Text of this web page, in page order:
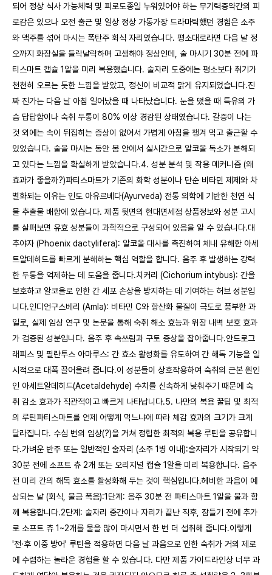
되어 정상 식사 가능체력 및 피로도종일 누워있어야 하는 무기력증약간의 피
로감은 있으나 오전 출근 및 일상 정상 가동가장 드라마틱했던 경험은 소주
와 맥주를 섞어 마시는 폭탄주 회식 자리였습니다. 평소대로라면 다음 날 정
오까지 화장실을 들락날락하며 고생해야 정상인데, 술 마시기 30분 전에 파
티스마트 캡슐 1알을 미리 복용했습니다. 술자리 도중에는 평소보다 취기가
천천히 오르는 듯한 느낌을 받았고, 정신이 비교적 맑게 유지되었습니다.진
짜 진가는 다음 날 아침 일어났을 때 나타났습니다. 눈을 떴을 때 특유의 가
슴 답답함이나 숙취 두통이 80% 이상 경감된 상태였습니다. 갈증이 나는
것 외에는 속이 뒤집히는 증상이 없어서 가볍게 아침을 챙겨 먹고 출근할 수
있었습니다. 술을 마시는 동안 몸 안에서 실시간으로 알코올 독소가 분해되
고 있다는 느낌을 확실하게 받았습니다.4. 성분 분석 및 작용 메커니즘 (왜
효과가 좋을까?)파티스마트가 기존의 화학 성분이나 단순 비타민 제제와 차
별화되는 이유는 인도 아유르베다(Ayurveda) 전통 의학에 기반한 천연 식
물 추출물 배합에 있습니다. 제품 뒷면의 현대면세점 상품정보와 성분 고시
를 살펴보면 유효 성분들이 과학적으로 구성되어 있음을 알 수 있습니다.대
추야자 (Phoenix dactylifera): 알코올 대사를 촉진하여 체내 유해한 아세
트알데히드를 빠르게 분해하는 핵심 역할을 합니다. 음주 후 발생하는 강력
한 두통을 억제하는 데 도움을 줍니다.치커리 (Cichorium intybus): 간을
보호하고 알코올로 인한 간 세포 손상을 방지하는 데 기여하는 허브 성분입
니다.인디언구스베리 (Amla): 비타민 C와 항산화 물질이 극도로 풍부한 과
일로, 실제 임상 연구 및 논문을 통해 숙취 해소 효능과 위장 내벽 보호 효과
가 검증된 성분입니다. 음주 후 속쓰림과 구토 증상을 잡아줍니다.안드로그
래피스 및 필란투스 아마루스: 간 효소 활성화를 유도하여 간 해독 기능을 일
시적으로 대폭 끌어올려 줍니다.이 성분들이 상호작용하여 숙취의 근본 원인
인 아세트알데히드(Acetaldehyde) 수치를 신속하게 낮춰주기 때문에 숙
취 감소 효과가 직관적이고 빠르게 나타납니다.5. 나만의 복용 꿀팁 및 최적
의 루틴파티스마트를 언제 어떻게 먹느냐에 따라 체감 효과의 크기가 크게
달라집니다. 수십 번의 임상(?)을 거쳐 정립한 최적의 복용 루틴을 공유합니
다.가벼운 반주 또는 일반적인 술자리 (소주 1병 이내):술자리가 시작되기 약
30분 전에 소프트 츄 2개 또는 오리지널 캡슐 1알을 미리 복용합니다. 음주
전 미리 간의 해독 효소를 활성화해 두는 것이 핵심입니다.헤비한 과음이 예
상되는 날 (회식, 불금 폭음):1단계: 음주 30분 전 파티스마트 1알을 물과 함
께 복용합니다.2단계: 술자리 중간이나 자리가 끝난 직후, 잠들기 전에 추가
로 소프트 츄 1~2개를 물을 많이 마시면서 한 번 더 섭취해 줍니다.이렇게
'전·후 이중 방어' 루틴을 적용하면 다음 날 과음으로 인한 숙취가 거의 제로
에 수렴하는 놀라운 경험을 할 수 있습니다. 다만 제품 가이드라인상 너무 과